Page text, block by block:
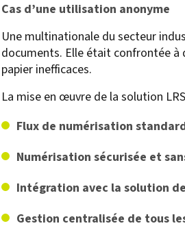
Cas d’une utilisation anonyme
Une multinationale du secteur
documents. Elle était confrontée à
papier inefficaces.
La mise en œuvre de la solution
Flux de numérisation
Numérisation sécurisée et
Intégration avec la solution
Gestion centralisée de tous